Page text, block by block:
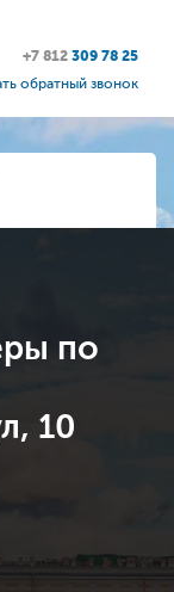
+7 812 309 78 25
обратный звонок
по
10